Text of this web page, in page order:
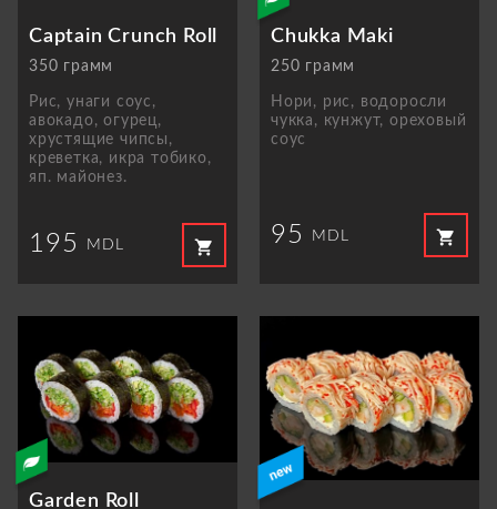
Captain Crunch Roll
350 грамм
Рис, унаги соус,
авокадо, огурец,
хрустящие чипсы,
креветкa, икра тобико,
яп. майонез.
195 MDL shopping_cart
Chukka Maki
250 грамм
Нори, рис, водоросли
чукка, кунжут, ореховый
соус
95 MDL shopping_cart
Garden Roll